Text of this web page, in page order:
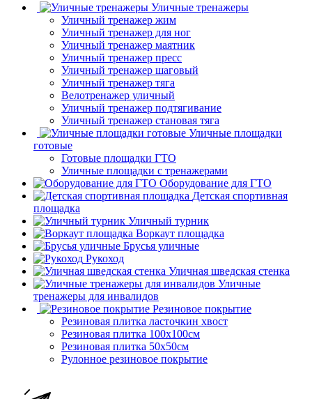
Уличные тренажеры
Уличный тренажер жим
Уличный тренажер для ног
Уличный тренажер маятник
Уличный тренажер пресс
Уличный тренажер шаговый
Уличный тренажер тяга
Велотренажер уличный
Уличный тренажер подтягивание
Уличный тренажер становая тяга
Уличные площадки
готовые
Готовые площадки ГТО
Уличные площадки с тренажерами
Оборудование для ГТО
Детская спортивная
площадка
Уличный турник
Воркаут площадка
Брусья уличные
Рукоход
Уличная шведская стенка
Уличные
тренажеры для инвалидов
Резиновое покрытие
Резиновая плитка ласточкин хвост
Резиновая плитка 100х100см
Резиновая плитка 50х50см
Рулонное резиновое покрытие